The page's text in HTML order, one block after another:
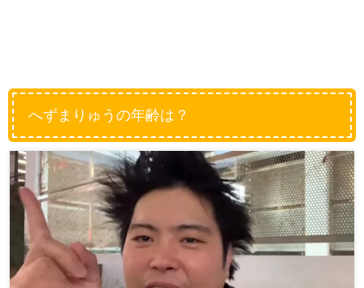
へずまりゅうの年齢は？